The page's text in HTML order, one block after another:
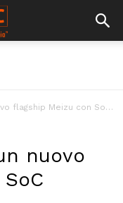
Meizu con SoC Exynos
nuovo